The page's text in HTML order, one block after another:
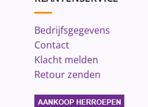
Bedrijfsgegevens
Contact
Klacht melden
Retour zenden